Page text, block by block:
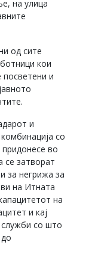
на улица
од сите
кои
и
и
со
во
се затворат
за негрижа за
на Итната
на
и кај
служби со што